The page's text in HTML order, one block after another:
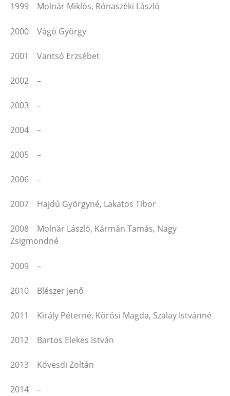
1999 Molnár Miklós, Rónaszéki László
2000 Vágó György
2001 Vantsó Erzsébet
2002 –
2003 –
2004 –
2005 –
2006 –
2007 Hajdú Györgyné, Lakatos Tibor
2008 Molnár László, Kármán Tamás, Nagy
Zsigmondné
2009 –
2010 Blészer Jenő
2011 Király Péterné, Kőrösi Magda, Szalay Istvánné
2012 Bartos Elekes István
2013 Kövesdi Zoltán
2014 –